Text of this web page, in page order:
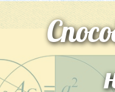
воздуха через
возможность
эксплуатации и
и